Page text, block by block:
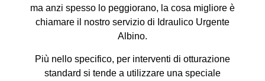
ma anzi spesso lo peggiorano, la cosa migliore è
chiamare il nostro servizio di Idraulico Urgente
Albino.
Più nello specifico, per interventi di otturazione
standard si tende a utilizzare una speciale